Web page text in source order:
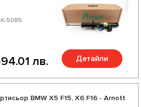
5085
лв. Детайли
BMW X5 F15, X6 F16 - Arnott